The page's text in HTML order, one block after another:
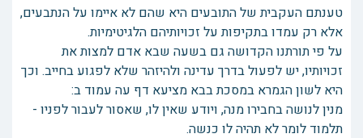
טענתם העקבית של התובעים היא שהם לא איימו על הנתבעים,
אלא רק עמדו בתקיפות על זכויותיהם הלגיטימיות.
על פי תורתנו הקדושה גם בשעה שבא אדם למצות את
זכויותיו, יש לפעול בדרך עדינה ולהיזהר שלא לפגוע בחייב. וכך
היא לשון הגמרא במסכת בבא מציעא דף עה עמוד ב:
מנין לנושה בחבירו מנה, ויודע שאין לו, שאסור לעבור לפניו -
תלמוד לומר לא תהיה לו כנשה.